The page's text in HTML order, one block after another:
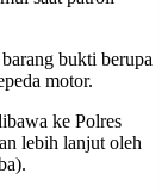
bukti berupa
motor.
ke Polres
lebih lanjut oleh